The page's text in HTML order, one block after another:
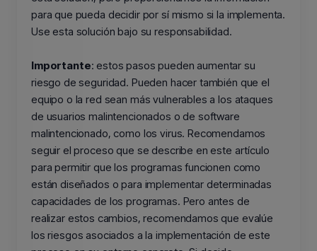
para que pueda decidir por sí mismo si la implementa.
Use esta solución bajo su responsabilidad.
Importante: estos pasos pueden aumentar su
riesgo de seguridad. Pueden hacer también que el
equipo o la red sean más vulnerables a los ataques
de usuarios malintencionados o de software
malintencionado, como los virus. Recomendamos
seguir el proceso que se describe en este artículo
para permitir que los programas funcionen como
están diseñados o para implementar determinadas
capacidades de los programas. Pero antes de
realizar estos cambios, recomendamos que evalúe
los riesgos asociados a la implementación de este